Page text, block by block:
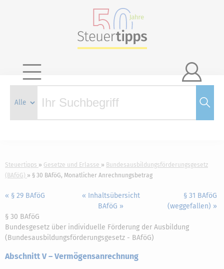

Steuertipps Gesetze und Erlasse
Bundesausbildungsförderungsgesetz
(BAföG)
§ 30 BAföG, Monatlicher Anrechnungsbetrag
« § 29 BAföG
« Inhaltsübersicht
BAföG »
§ 31 BAföG
(weggefallen) »
§ 30 BAföG
Bundesgesetz über individuelle Förderung der Ausbildung
(Bundesausbildungsförderungsgesetz - BAföG)
Abschnitt V – Vermögensanrechnung